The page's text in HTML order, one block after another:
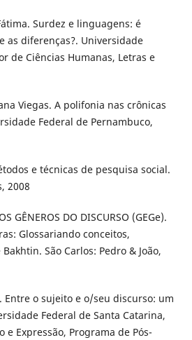
Surdez e linguagens: é
as diferenças?. Universidade
de Ciências Humanas, Letras e
Viegas. A polifonia nas crônicas
Federal de Pernambuco,
e técnicas de pesquisa social.
2008
GÊNEROS DO DISCURSO (GEGe).
Glossariando conceitos,
São Carlos: Pedro & João,
Entre o sujeito e o/seu discurso: um
Federal de Santa Catarina,
e Expressão, Programa de Pós-